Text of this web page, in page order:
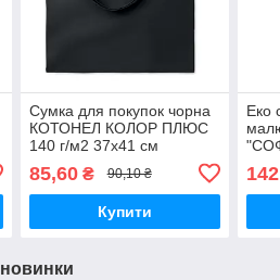
Сумка для покупок чорна
КОТОНЕЛ КОЛОР ПЛЮС
140 г/м2 37х41 см
логотипу
85,60₴ 90,10 ₴
Купити
Еко
новинки